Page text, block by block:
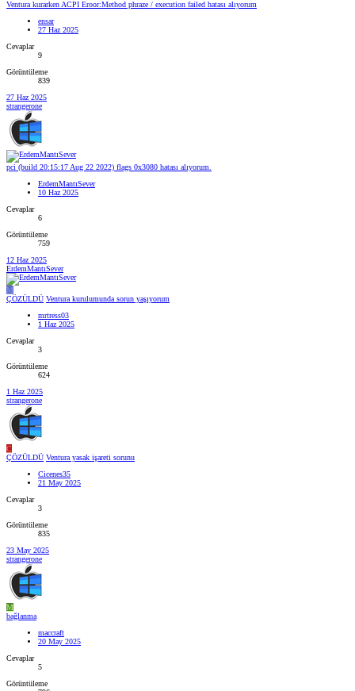
Ventura kurarken ACPI Eroor:Method phraze / execution failed hatası alıyorum
ensar
27 Haz 2025
Cevaplar
9
Görüntüleme
839
27 Haz 2025
strangerone
pci (build 20:15:17 Aug 22 2022) flags 0x3080 hatası alıyorum.
ErdemMantıSever
10 Haz 2025
Cevaplar
6
Görüntüleme
759
12 Haz 2025
ErdemMantıSever
M
ÇÖZÜLDÜ Ventura kurulumunda sorun yaşıyorum
mrtress03
1 Haz 2025
Cevaplar
3
Görüntüleme
624
1 Haz 2025
strangerone
C
ÇÖZÜLDÜ Ventura yasak işareti sorunu
Cicenes35
21 May 2025
Cevaplar
3
Görüntüleme
835
23 May 2025
strangerone
M
bağlanma
maccraft
20 May 2025
Cevaplar
5
Görüntüleme